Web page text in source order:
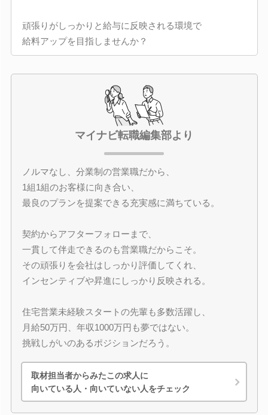
頑張りがしっかりと給与に反映される環境で
給料アップを目指しませんか？
マイナビ転職編集部より
ノルマなし、分業制の営業職だから、
1組1組のお客様に向き合い、
最良のプランを提案できる充実感に満ちている。
契約からアフターフォローまで、
一貫して伴走できるのも営業職だからこそ。
その頑張りを会社はしっかり評価してくれ、
インセンティブや昇進にしっかり反映される。
住宅営業未経験スタートの先輩も多数活躍し、
月給50万円、年収1000万円も夢ではない。
挑戦しがいのあるポジションだろう。
取材担当者からみたこの求人に
向いている人・向いていない人をチェック